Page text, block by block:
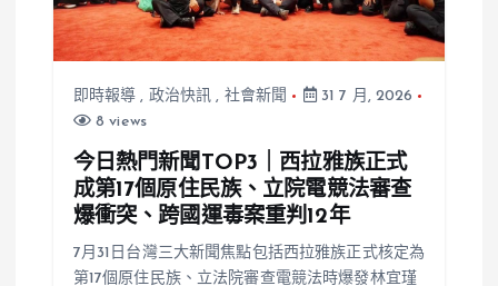
即時報導 , 政治快訊 , 社會新聞
31 7 月, 2026
8 views
今日熱門新聞TOP3｜西拉雅族正式
成第17個原住民族、立院電競法審查
爆衝突、跨國運毒案重判12年
7月31日台灣三大新聞焦點包括西拉雅族正式核定為
第17個原住民族、立法院審查電競法時爆發林宜瑾